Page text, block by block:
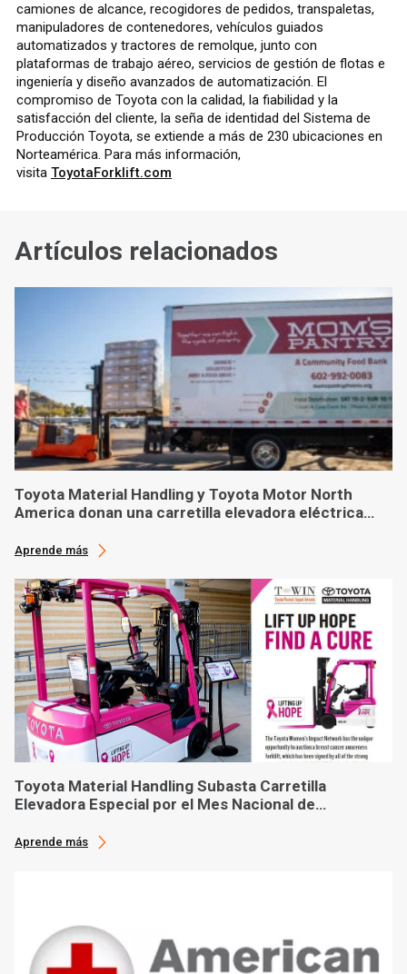
camiones de alcance, recogidores de pedidos, transpaletas,
manipuladores de contenedores, vehículos guiados
automatizados y tractores de remolque, junto con
plataformas de trabajo aéreo, servicios de gestión de flotas e
ingeniería y diseño avanzados de automatización. El
compromiso de Toyota con la calidad, la fiabilidad y la
satisfacción del cliente, la seña de identidad del Sistema de
Producción Toyota, se extiende a más de 230 ubicaciones en
Norteamérica. Para más información,
visita ToyotaForklift.com
Artículos relacionados
Toyota Material Handling y Toyota Motor North
America donan una carretilla elevadora eléctrica
Phoenix
Aprende más
Toyota Material Handling Subasta Carretilla
Elevadora Especial por el Mes Nacional de
Aprende más